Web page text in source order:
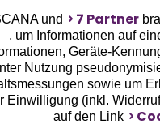
und 7 Partner
, um Informationen auf
Geräte-
Nutzung
sowie um
Einwilligung (inkl.
auf den Link